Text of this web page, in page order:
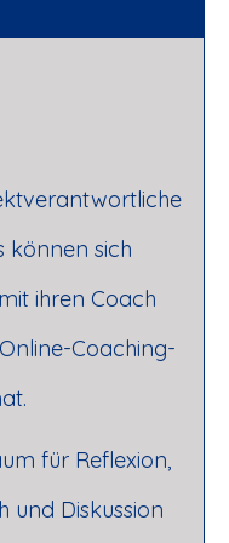
können sich
ihren Coach
Coaching-
für Reflexion,
und Diskussion